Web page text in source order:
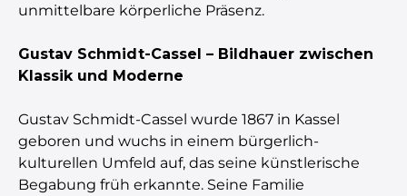
unmittelbare körperliche Präsenz.
Gustav Schmidt-Cassel – Bildhauer zwischen
Klassik und Moderne
Gustav Schmidt-Cassel wurde 1867 in Kassel
geboren und wuchs in einem bürgerlich-
kulturellen Umfeld auf, das seine künstlerische
Begabung früh erkannte. Seine Familie